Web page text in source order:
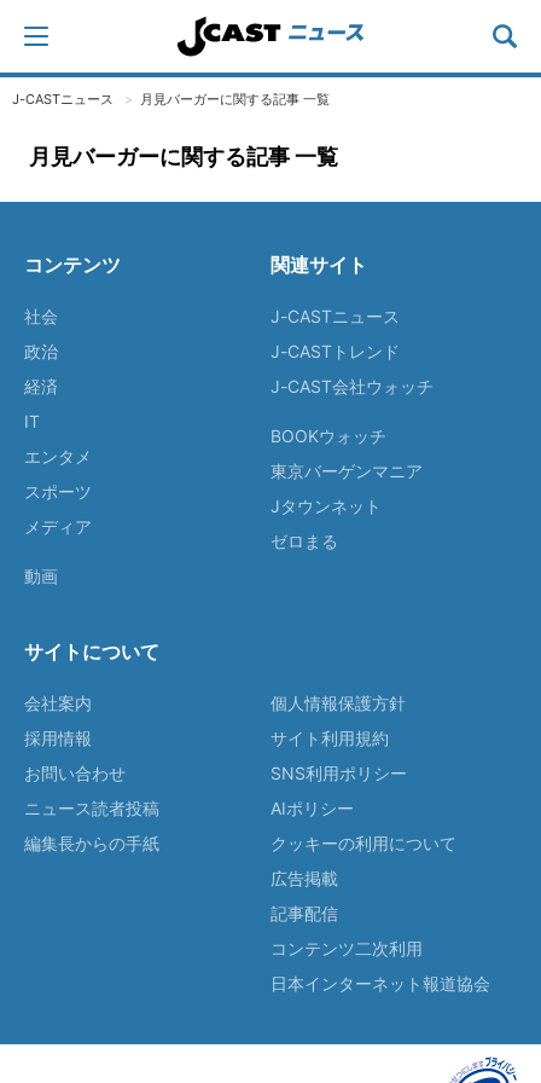
J-CASTニュース 月見バーガーに関する記事 一覧
月見バーガーに関する記事 一覧
コンテンツ
社会
政治
経済
IT
エンタメ
スポーツ
メディア
動画
関連サイト
J-CASTニュース
J-CASTトレンド
J-CAST会社ウォッチ
BOOKウォッチ
東京バーゲンマニア
Jタウンネット
ゼロまる
サイトについて
会社案内
採用情報
お問い合わせ
ニュース読者投稿
編集長からの手紙
個人情報保護方針
サイト利用規約
SNS利用ポリシー
AIポリシー
クッキーの利用について
広告掲載
記事配信
コンテンツ二次利用
日本インターネット報道協会